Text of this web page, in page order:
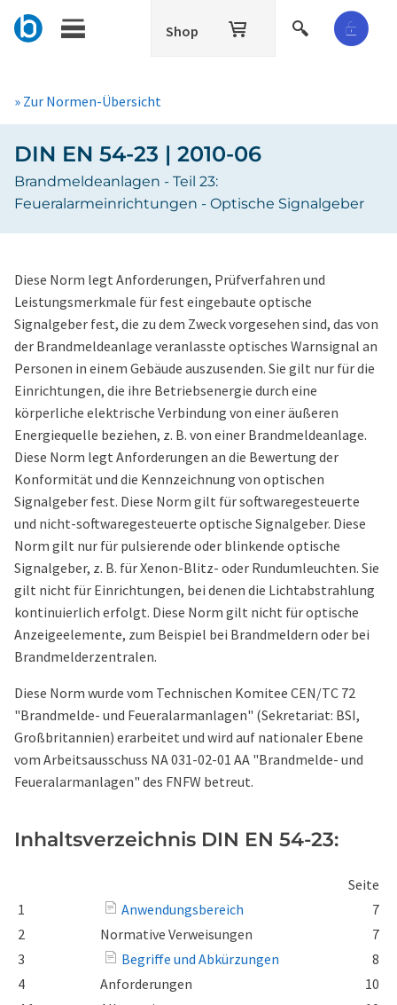
Shop
» Zur Normen-Übersicht
DIN EN 54-23 | 2010-06
Brandmeldeanlagen - Teil 23:
Feueralarmeinrichtungen - Optische Signalgeber
Diese Norm legt Anforderungen, Prüfverfahren und
Leistungsmerkmale für fest eingebaute optische
Signalgeber fest, die zu dem Zweck vorgesehen sind, das von
der Brandmeldeanlage veranlasste optisches Warnsignal an
Personen in einem Gebäude auszusenden. Sie gilt nur für die
Einrichtungen, die ihre Betriebsenergie durch eine
körperliche elektrische Verbindung von einer äußeren
Energiequelle beziehen, z. B. von einer Brandmeldeanlage.
Diese Norm legt Anforderungen an die Bewertung der
Konformität und die Kennzeichnung von optischen
Signalgeber fest. Diese Norm gilt für softwaregesteuerte
und nicht-softwaregesteuerte optische Signalgeber. Diese
Norm gilt nur für pulsierende oder blinkende optische
Signalgeber, z. B. für Xenon-Blitz- oder Rundumleuchten. Sie
gilt nicht für Einrichtungen, bei denen die Lichtabstrahlung
kontinuierlich erfolgt. Diese Norm gilt nicht für optische
Anzeigeelemente, zum Beispiel bei Brandmeldern oder bei
Brandmelderzentralen.
Diese Norm wurde vom Technischen Komitee CEN/TC 72
"Brandmelde- und Feueralarmanlagen" (Sekretariat: BSI,
Großbritannien) erarbeitet und wird auf nationaler Ebene
vom Arbeitsausschuss NA 031-02-01 AA "Brandmelde- und
Feueralarmanlagen" des FNFW betreut.
Inhaltsverzeichnis DIN EN 54-23:
Seite
1
Anwendungsbereich
7
2
Normative Verweisungen
7
3
Begriffe und Abkürzungen
8
4
Anforderungen
10